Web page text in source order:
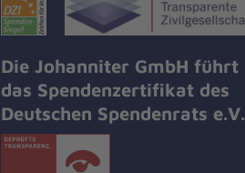
Die Johanniter GmbH führt
das Spendenzertifikat des
Deutschen Spendenrats e.V.